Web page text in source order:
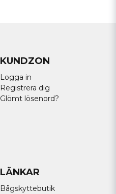
KUNDZON
Logga in
Registrera dig
Glömt lösenord?
LÄNKAR
Bågskyttebutik